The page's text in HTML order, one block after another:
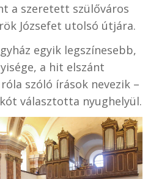
a szeretett szülőváros
Józsefet utolsó útjára.
egyik legszínesebb,
a hit elszánt
szóló írások nevezik –
választotta nyughelyül.